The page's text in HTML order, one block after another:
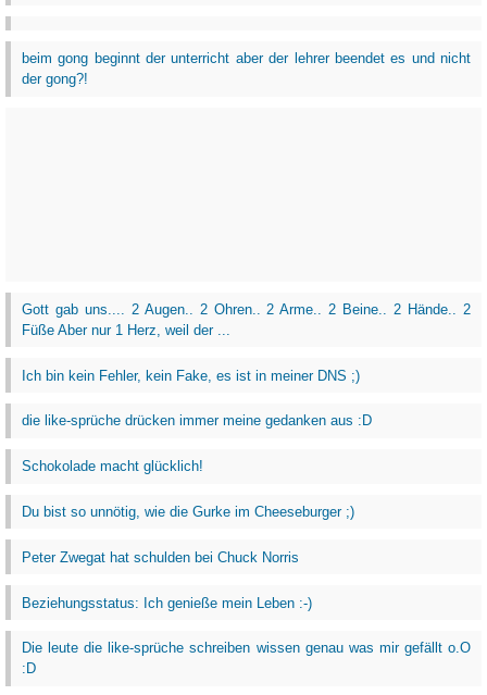
beim gong beginnt der unterricht aber der lehrer beendet es und nicht
der gong?!
Gott gab uns.... 2 Augen.. 2 Ohren.. 2 Arme.. 2 Beine.. 2 Hände.. 2
Füße Aber nur 1 Herz, weil der ...
Ich bin kein Fehler, kein Fake, es ist in meiner DNS ;)
die like-sprüche drücken immer meine gedanken aus :D
Schokolade macht glücklich!
Du bist so unnötig, wie die Gurke im Cheeseburger ;)
Peter Zwegat hat schulden bei Chuck Norris
Beziehungsstatus: Ich genieße mein Leben :-)
Die leute die like-sprüche schreiben wissen genau was mir gefällt o.O
:D